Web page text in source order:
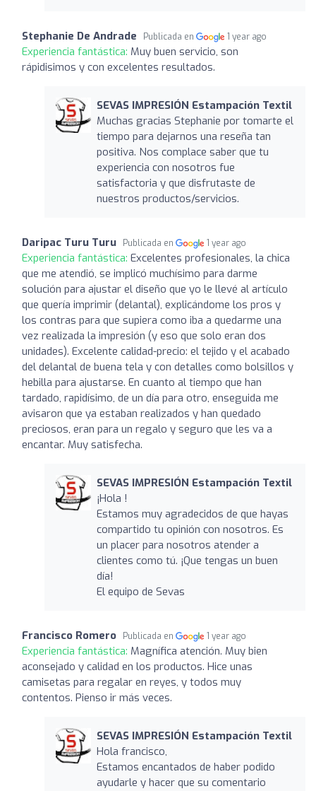
Stephanie De Andrade Publicada en 1 year ago
Experiencia fantástica: Muy buen servicio, son
rápidisimos y con excelentes resultados.
SEVAS IMPRESIÓN Estampación Textil
Muchas gracias Stephanie por tomarte el
tiempo para dejarnos una reseña tan
positiva. Nos complace saber que tu
experiencia con nosotros fue
satisfactoria y que disfrutaste de
nuestros productos/servicios.
Daripac Turu Turu Publicada en 1 year ago
Experiencia fantástica: Excelentes profesionales, la chica
que me atendió, se implicó muchísimo para darme
solución para ajustar el diseño que yo le llevé al artículo
que quería imprimir (delantal), explicándome los pros y
los contras para que supiera como iba a quedarme una
vez realizada la impresión (y eso que solo eran dos
unidades). Excelente calidad-precio: el tejido y el acabado
del delantal de buena tela y con detalles como bolsillos y
hebilla para ajustarse. En cuanto al tiempo que han
tardado, rapidísimo, de un día para otro, enseguida me
avisaron que ya estaban realizados y han quedado
preciosos, eran para un regalo y seguro que les va a
encantar. Muy satisfecha.
SEVAS IMPRESIÓN Estampación Textil
¡Hola !
Estamos muy agradecidos de que hayas
compartido tu opinión con nosotros. Es
un placer para nosotros atender a
clientes como tú. ¡Que tengas un buen
día!
El equipo de Sevas
Francisco Romero Publicada en 1 year ago
Experiencia fantástica: Magnífica atención. Muy bien
aconsejado y calidad en los productos. Hice unas
camisetas para regalar en reyes, y todos muy
contentos. Pienso ir más veces.
SEVAS IMPRESIÓN Estampación Textil
Hola francisco,
Estamos encantados de haber podido
ayudarle y hacer que su comentario